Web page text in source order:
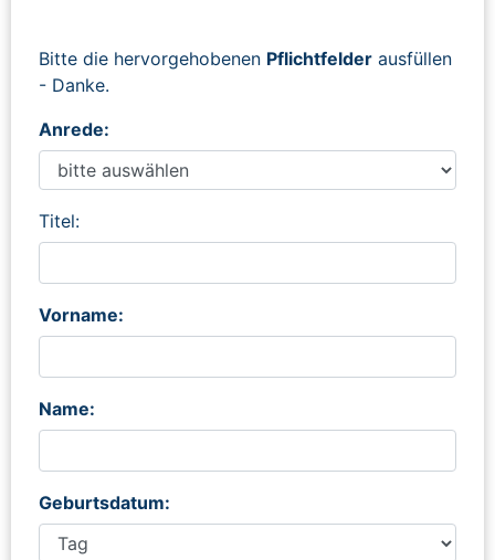
Bitte die hervorgehobenen Pflichtfelder ausfüllen
- Danke.
Anrede:
Titel:
Vorname:
Name:
Geburtsdatum: